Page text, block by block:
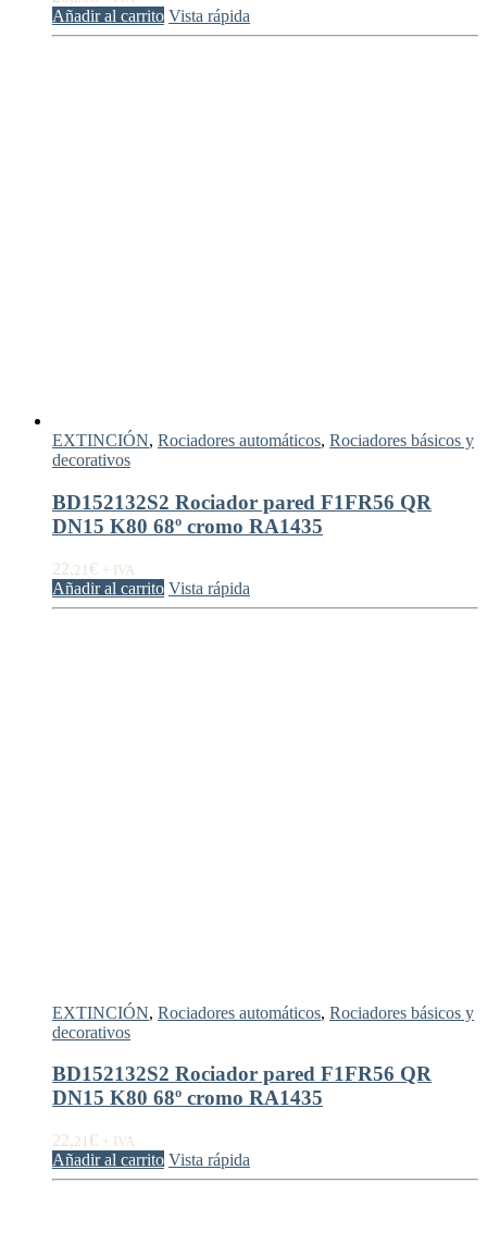
Añadir al carrito Vista rápida
EXTINCIÓN, Rociadores automáticos, Rociadores básicos y
decorativos
BD152132S2 Rociador pared F1FR56 QR
DN15 K80 68º cromo RA1435
22,21 € + IVA
Añadir al carrito Vista rápida
EXTINCIÓN, Rociadores automáticos, Rociadores básicos y
decorativos
BD152132S2 Rociador pared F1FR56 QR
DN15 K80 68º cromo RA1435
22,21 € + IVA
Añadir al carrito Vista rápida